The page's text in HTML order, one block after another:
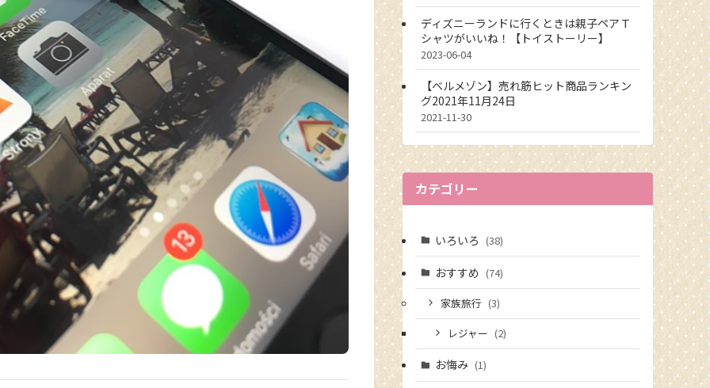
ディズニーランドに行くときは親子ペアＴ
シャツがいいね！【トイストーリー】
2023-06-04
【ベルメゾン】売れ筋ヒット商品ランキン
グ2021年11月24日
2021-11-30
カテゴリー
いろいろ (38)
おすすめ (74)
家族旅行 (3)
レジャー (2)
お悔み (1)